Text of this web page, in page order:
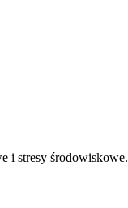
i stresy środowiskowe.